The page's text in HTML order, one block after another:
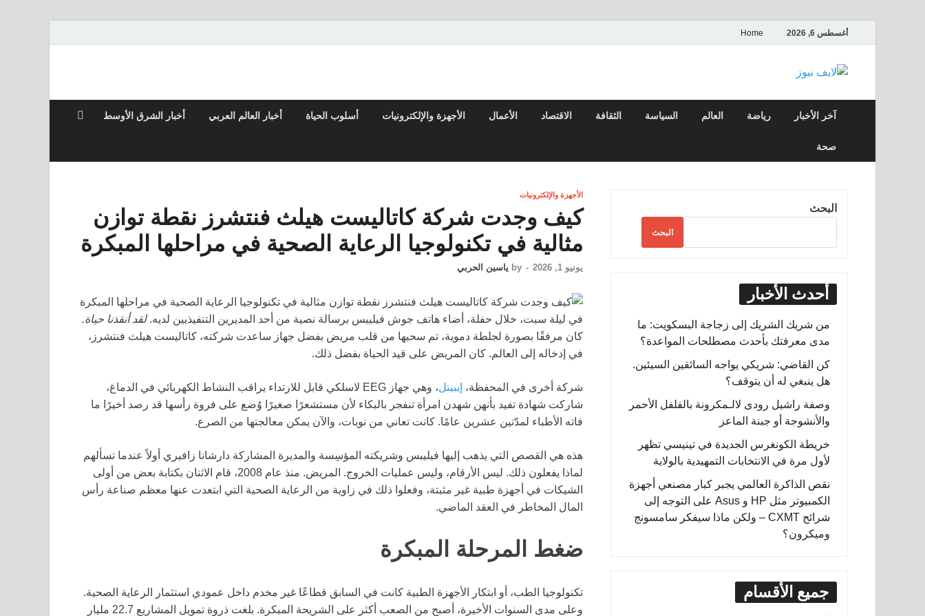
أغسطس 6, 2026 Home
لايف نيوز
آخر الأخبار رياضة العالم السياسة الثقافة الاقتصاد الأعمال الأجهزة والإلكترونيات أسلوب الحياة أخبار العالم العربي أخبار الشرق الأوسط
صحة
الأجهزة والإلكترونيات
كيف وجدت شركة كاتاليست هيلث فنتشرز نقطة توازن
مثالية في تكنولوجيا الرعاية الصحية في مراحلها المبكرة
يونيو 1, 2026 -
by ياسين الحربي
في ليلة سبت، خلال حفلة، أضاء هاتف جوش فيليبس برسالة نصية من أحد المديرين التنفيذيين لديه.لقد أنقذنا حياة.
كان مرفقًا بصورة لجلطة دموية، تم سحبها من قلب مريض بفضل جهاز ساعدت شركته، كاتاليست هيلث فنتشرز،
في إدخاله إلى العالم. كان المريض على قيد الحياة بفضل ذلك.
شركة أخرى في المحفظة، إيبيتل
، وهي جهاز EEG لاسلكي قابل للارتداء يراقب النشاط الكهربائي في الدماغ،
شاركت شهادة تفيد بأنهن شهدن امرأة تنفجر بالبكاء لأن مستشعرًا صغيرًا وُضع على فروة رأسها قد رصد أخيرًا ما
فاته الأطباء لمدّتين عشرين عامًا. كانت تعاني من نوبات، والآن يمكن معالجتها من الصرع.
هذه هي القصص التي يذهب إليها فيليبس وشريكته المؤسِسة والمديرة المشاركة دارشانا زافيري أولاً عندما تسألهم
لماذا يفعلون ذلك. ليس الأرقام، وليس عمليات الخروج. المريض. منذ عام 2008، قام الاثنان بكتابة بعض من أولى
الشيكات في أجهزة طبية غير مثبتة، وفعلوا ذلك في زاوية من الرعاية الصحية التي ابتعدت عنها معظم صناعة رأس
المال المخاطر في العقد الماضي.
ضغط المرحلة المبكرة
تكنولوجيا الطب، أو ابتكار الأجهزة الطبية كانت في السابق قطاعًا غير مخدم داخل عمودي استثمار الرعاية الصحية.
وعلى مدى السنوات الأخيرة، أصبح من الصعب أكثر على الشريحة المبكرة. بلغت ذروة تمويل المشاريع 22.7 مليار
البحث
البحث
أحدث الأخبار
من شريك الشريك إلى زجاجة البسكويت: ما
مدى معرفتك بأحدث مصطلحات المواعدة؟
كن القاضي: شريكي يواجه السائقين السيئين.
هل ينبغي له أن يتوقف؟
وصفة راشيل رودى لالـمكرونة بالفلفل الأحمر
والأنشوجة أو جبنة الماعز
خريطة الكونغرس الجديدة في تينيسي تظهر
لأول مرة في الانتخابات التمهيدية بالولاية
نقص الذاكرة العالمي يجبر كبار مصنعي أجهزة
الكمبيوتر مثل HP و Asus على التوجه إلى
شرائح CXMT – ولكن ماذا سيفكر سامسونج
وميكرون؟
جميع الأقسام